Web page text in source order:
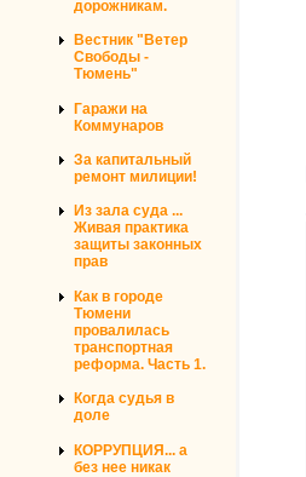
дорожникам.
Вестник "Ветер
Свободы -
Тюмень"
Гаражи на
Коммунаров
За капитальный
ремонт милиции!
Из зала суда ...
Живая практика
защиты законных
прав
Как в городе
Тюмени
провалилась
транспортная
реформа. Часть 1.
Когда судья в
доле
КОРРУПЦИЯ... а
без нее никак